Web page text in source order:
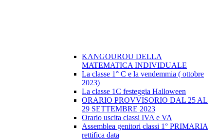
KANGOUROU DELLA
MATEMATICA INDIVIDUALE
La classe 1° C e la vendemmia ( ottobre
2023)
La classe 1C festeggia Halloween
ORARIO PROVVISORIO DAL 25 AL
29 SETTEMBRE 2023
Orario uscita classi IVA e VA
Assemblea genitori classi 1° PRIMARIA
rettifica data